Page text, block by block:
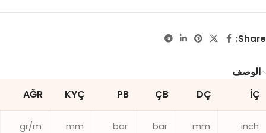
Share:
الوصف
İÇ
DÇ
ÇB
PB
KYÇ
AĞR
inch
mm
bar
bar
mm
gr/m